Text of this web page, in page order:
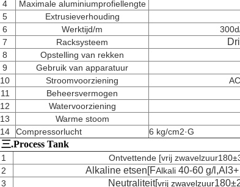
4
Maximale aluminiumprofiellengte
5
Extrusieverhouding
6
Werktijd/m
7
Racksysteem
8 Opstelling van rekken
9
Gebruik van apparatuur
10
Stroomvoorziening
11
Beheersvermogen
12
Watervoorziening
13
Warme stoom
14
Compressorlucht 6 kg/cm2·G
三.Process Tank
1 Ontvettende [vrij zwavelzuur
2
Alkaline etsen[FAlkali 40-60 g/
3
Neutraliteit[vrij zwavelzuur